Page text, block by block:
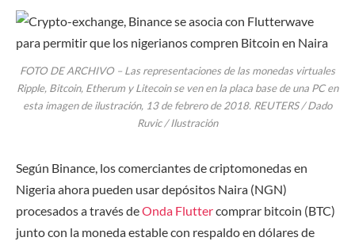
FOTO DE ARCHIVO – Las representaciones de las monedas virtuales
Ripple, Bitcoin, Etherum y Litecoin se ven en la placa base de una PC en
esta imagen de ilustración, 13 de febrero de 2018. REUTERS / Dado
Ruvic / Ilustración
Según Binance, los comerciantes de criptomonedas en
Nigeria ahora pueden usar depósitos Naira (NGN)
procesados ​​a través deOnda Fluttercomprar bitcoin (BTC)
junto con la moneda estable con respaldo en dólares de